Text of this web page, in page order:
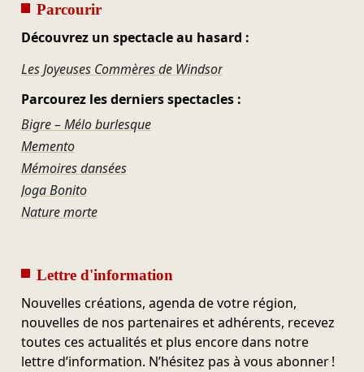
Parcourir
Découvrez un spectacle au hasard :
Les Joyeuses Commères de Windsor
Parcourez les derniers spectacles :
Bigre – Mélo burlesque
Memento
Mémoires dansées
Joga Bonito
Nature morte
Lettre d'information
Nouvelles créations, agenda de votre région,
nouvelles de nos partenaires et adhérents, recevez
toutes ces actualités et plus encore dans notre
lettre d’information. N’hésitez pas à vous abonner !